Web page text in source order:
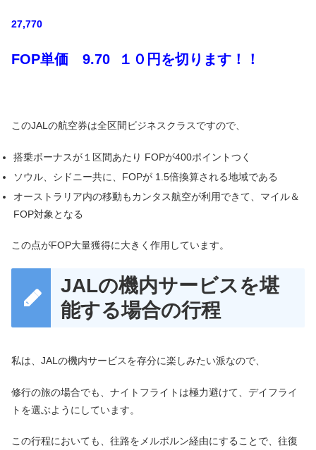
27,770
FOP単価 9.70 １０円を切ります！！
このJALの航空券は全区間ビジネスクラスですので、
搭乗ボーナスが１区間あたり FOPが400ポイントつく
ソウル、シドニー共に、FOPが 1.5倍換算される地域である
オーストラリア内の移動もカンタス航空が利用できて、マイル＆
FOP対象となる
この点がFOP大量獲得に大きく作用しています。
JALの機内サービスを堪
能する場合の行程
私は、JALの機内サービスを存分に楽しみたい派なので、
修行の旅の場合でも、ナイトフライトは極力避けて、デイフライ
トを選ぶようにしています。
この行程においても、往路をメルボルン経由にすることで、往復